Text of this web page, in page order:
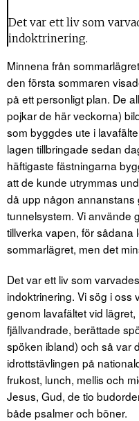
Det var ett liv som
indoktrinering.
Minnena från
den första sommaren
på ett personligt plan. De
pojkar de här veckorna)
som byggdes ute i
lagen tillbringade sedan
häftigaste fästningarna
att de kunde utrymmas
då upp någon annanstans
tunnelsystem. Vi använde
tillverka vapen, för sådana
sommarlägret, men det
Det var ett liv som
indoktrinering. Vi sög i oss
genom lavafältet vid
fjällvandrade, berättade
spöken ibland) och så var
idrottstävlingen på
frukost, lunch, mellis och
Jesus, Gud, de tio
både psalmer och böner.